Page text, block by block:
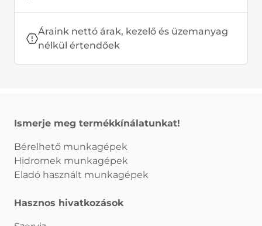
Áraink nettó árak, kezelő és üzemanyag
nélkül értendőek
Ismerje meg termékkínálatunkat!
Bérelhető munkagépek
Hidromek munkagépek
Eladó használt munkagépek
Hasznos hivatkozások